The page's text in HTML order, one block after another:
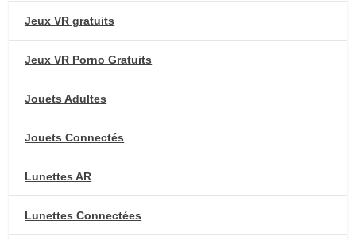
Jeux VR gratuits
Jeux VR Porno Gratuits
Jouets Adultes
Jouets Connectés
Lunettes AR
Lunettes Connectées